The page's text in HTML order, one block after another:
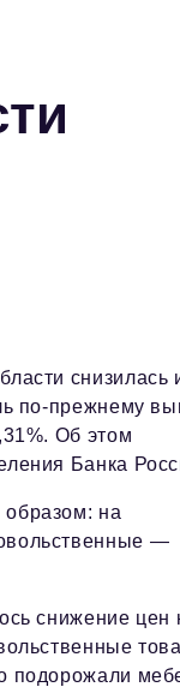
снизилась
по-прежнему
Об этом
Банка
образом: на
—
снижение цен
подорожали